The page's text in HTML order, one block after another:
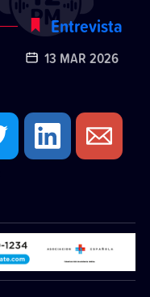
Entrevista
13 MAR 2026